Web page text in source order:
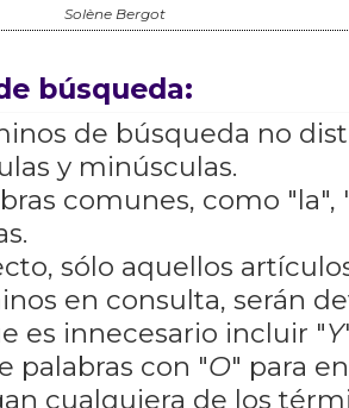
Solène Bergot
búsqueda:
de búsqueda no
y minúsculas.
comunes, como "la",
sólo aquellos
en consulta, serán
es innecesario incluir "Y
palabras con "O" para
cualquiera de los